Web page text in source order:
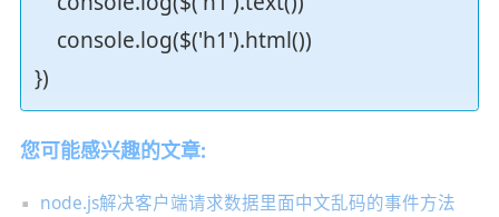
console.log($('h1').html())
})
您可能感兴趣的文章:
node.js解决客户端请求数据里面中文乱码的事件方法